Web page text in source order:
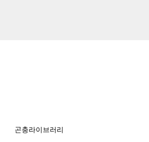
곤충라이브러리